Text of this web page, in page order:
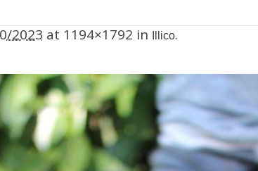
2023 at 1194×1792 in Illico.